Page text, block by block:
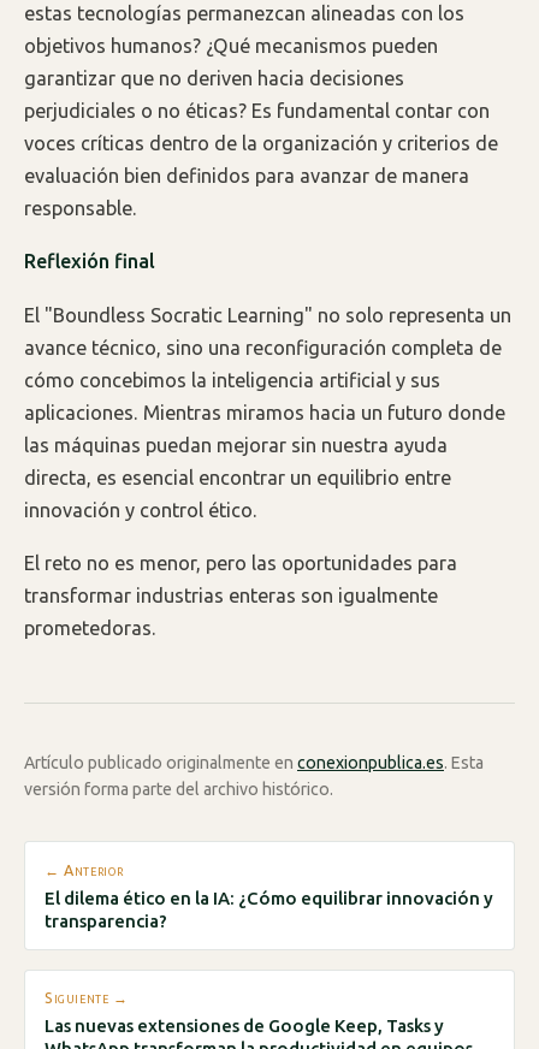
estas tecnologías permanezcan alineadas con los
objetivos humanos? ¿Qué mecanismos pueden
garantizar que no deriven hacia decisiones
perjudiciales o no éticas? Es fundamental contar con
voces críticas dentro de la organización y criterios de
evaluación bien definidos para avanzar de manera
responsable.
Reflexión final
El "Boundless Socratic Learning" no solo representa un
avance técnico, sino una reconfiguración completa de
cómo concebimos la inteligencia artificial y sus
aplicaciones. Mientras miramos hacia un futuro donde
las máquinas puedan mejorar sin nuestra ayuda
directa, es esencial encontrar un equilibrio entre
innovación y control ético.
El reto no es menor, pero las oportunidades para
transformar industrias enteras son igualmente
prometedoras.
Artículo publicado originalmente en conexionpublica.es. Esta
versión forma parte del archivo histórico.
← Anterior
El dilema ético en la IA: ¿Cómo equilibrar innovación y
transparencia?
Siguiente →
Las nuevas extensiones de Google Keep, Tasks y